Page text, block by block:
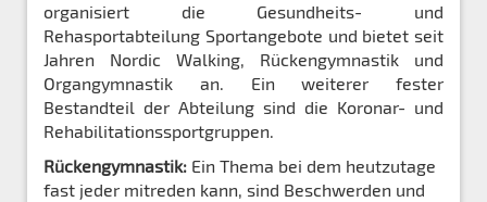
organisiert die Gesundheits- und
Rehasportabteilung Sportangebote und bietet seit
Jahren Nordic Walking, Rückengymnastik und
Organgymnastik an. Ein weiterer fester
Bestandteil der Abteilung sind die Koronar- und
Rehabilitationssportgruppen.
Rückengymnastik: Ein Thema bei dem heutzutage
fast jeder mitreden kann, sind Beschwerden und